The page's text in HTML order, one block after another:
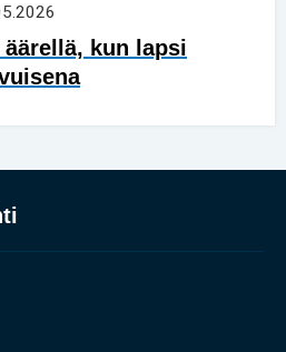
äärellä, kun lapsi